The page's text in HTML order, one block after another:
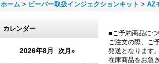
ホーム > ビーバー取扱インジェクションキット > AZ
カレンダー
2026年8月 次月»
■ご予約商品につ
ご注文の際、ご
発送となります。
在庫商品をお急